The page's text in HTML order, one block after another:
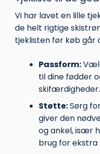
Vi har lavet en lille
de helt rigtige
tjeklisten før køb går
Passform:
til dine fødder
skifærdigheder.
Støtte:Sørg
giver den
og ankel, især
brug for